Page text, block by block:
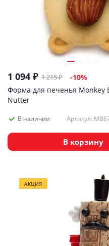
1 094 ₽ 1 215₽ -10%
Форма для печенья Monkey
Nutter
В наличии Артикул:
В корзину
АКЦИЯ